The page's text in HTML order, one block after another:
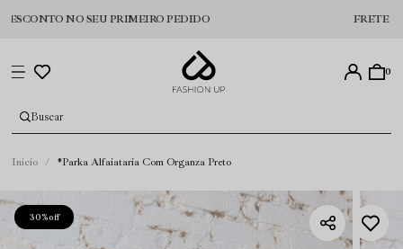
NO SEU PRIMEIRO PEDIDO FRETE
0
Início *Parka Alfaiataria Com Organza Preto
30%off